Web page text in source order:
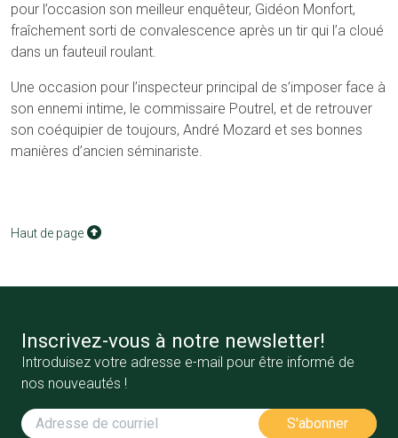
pour l’occasion son meilleur enquêteur, Gidéon Monfort,
fraîchement sorti de convalescence après un tir qui l’a cloué
dans un fauteuil roulant.
Une occasion pour l’inspecteur principal de s’imposer face à
son ennemi intime, le commissaire Poutrel, et de retrouver
son coéquipier de toujours, André Mozard et ses bonnes
manières d’ancien séminariste.
Haut de page
Inscrivez-vous à notre newsletter!
Introduisez votre adresse e-mail pour être informé de
nos nouveautés !